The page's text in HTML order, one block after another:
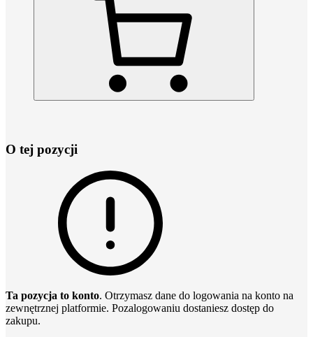
O tej pozycji
Ta pozycja to konto. Otrzymasz dane do logowania na konto na
zewnętrznej platformie. Pozalogowaniu dostaniesz dostęp do
zakupu.